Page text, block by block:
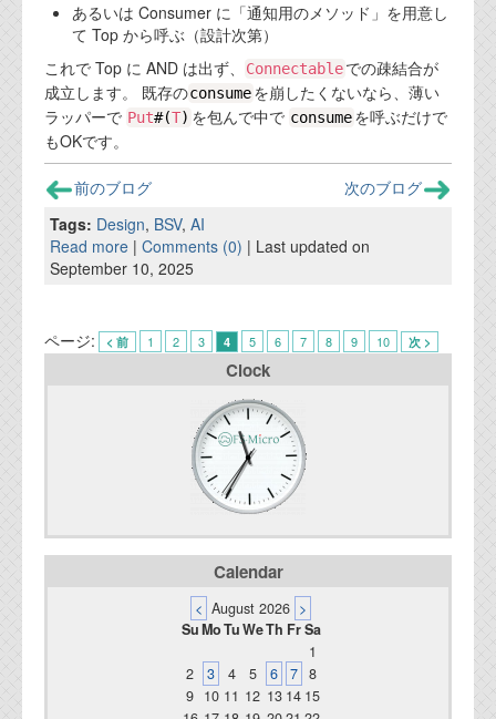
あるいは Consumer に「通知用のメソッド」を用意し
て Top から呼ぶ（設計次第）
これで Top に AND は出ず、
Connectableでの疎結合が
成立します。 既存のconsumeを崩したくないなら、薄い
ラッパーで Put#(T) を包んで中で consumeを呼ぶだけで
もOKです。
前のブログ
次のブログ
Tags: Design, BSV, AI
Read more | Comments (0) | Last updated on
September 10, 2025
ページ: < 前 1 2 3 4 5 6 7 8 9 10 次 >
Clock
Calendar
< August 2026 >
SuMoTuWeTh FrSa
1
2
3 4 5 6 7 8
9 10 11 12 13 14 15